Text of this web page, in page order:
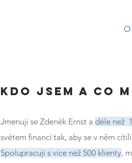
KDO JSEM A CO
Jmenuji se Zdeněk Ernst a déle než
světem financí tak, aby se v něm
Spolupracuji s více než 500 klienty,